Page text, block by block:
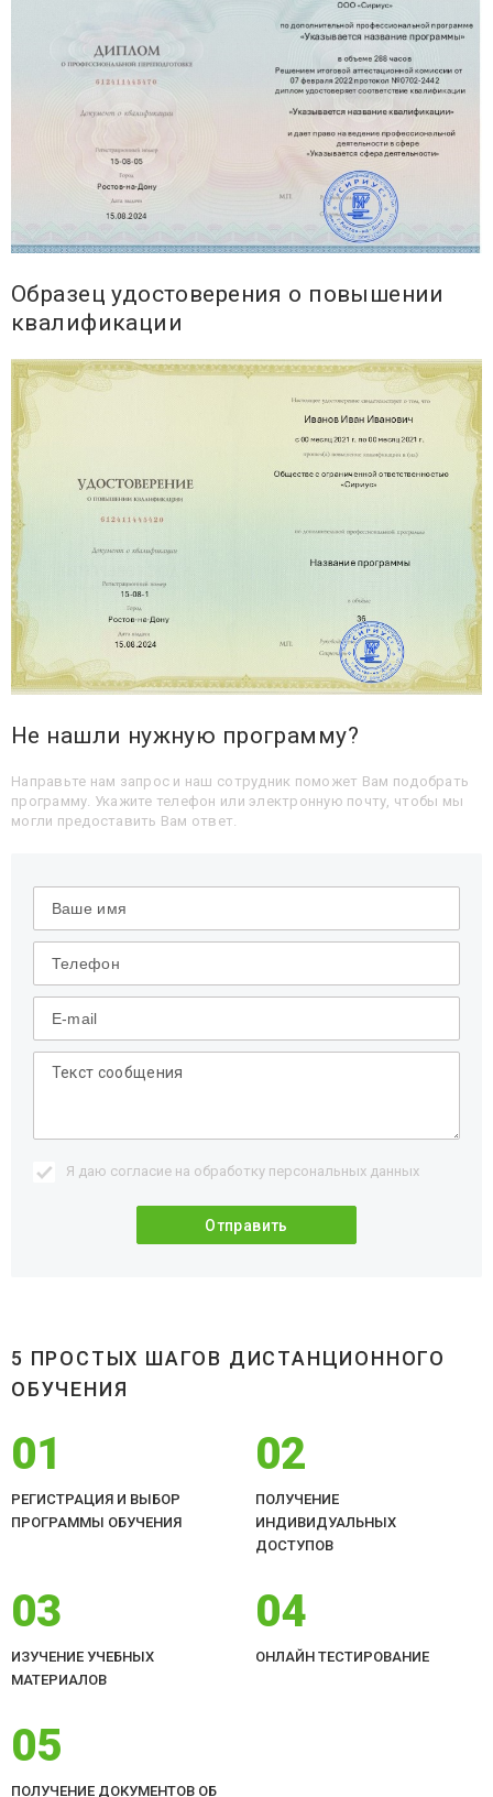
Образец удостоверения о повышении
квалификации
Не нашли нужную программу?
Направьте нам запрос и наш сотрудник поможет Вам подобрать
программу. Укажите телефон или электронную почту, чтобы мы
могли предоставить Вам ответ.
Я даю согласие на обработку персональных данных
5 ПРОСТЫХ ШАГОВ ДИСТАНЦИОННОГО
ОБУЧЕНИЯ
01
РЕГИСТРАЦИЯ И ВЫБОР
ПРОГРАММЫ ОБУЧЕНИЯ
02
ПОЛУЧЕНИЕ
ИНДИВИДУАЛЬНЫХ
ДОСТУПОВ
03
ИЗУЧЕНИЕ УЧЕБНЫХ
МАТЕРИАЛОВ
04
ОНЛАЙН ТЕСТИРОВАНИЕ
05
ПОЛУЧЕНИЕ ДОКУМЕНТОВ ОБ